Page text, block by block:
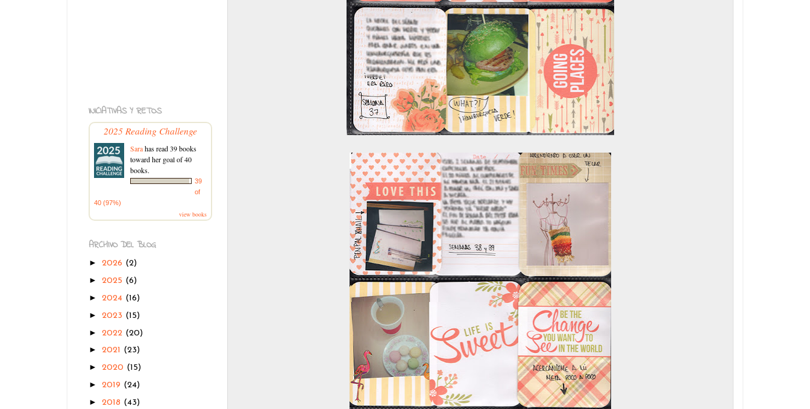
INICIATIVAS Y RETOS
2025 Reading Challenge
Sarahas read 39 books
toward her goal of 40
books.
39
of
40 (97%)
view books
ARCHIVO DEL BLOG
► 2026 (2)
► 2025 (6)
► 2024 (16)
► 2023 (15)
► 2022 (20)
► 2021 (23)
► 2020 (15)
► 2019 (24)
► 2018 (43)